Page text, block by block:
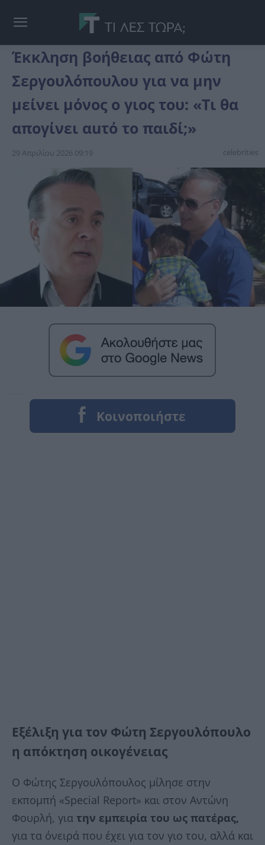
Έκκληση βοήθειας από Φώτη
Σεργουλόπουλου για να μην
μείνει μόνος ο γιος του: «Τι θα
απογίνει αuτό το παιδί;»
29 Απριλίου 2026 09:19 celebrities
Εξέλιξη για τον Φώτη Σεργουλόπουλο
η απόκτηση οικογένειας
Ο Φώτης Σεργουλόπουλος μίλησε στην
εκπομπή «Special Report» και στον Αντώνη
Φουρλή, για την εμπειρία του ως πατέρας,
για τα όνειρά που έχει για τον γιο του, αλλά και